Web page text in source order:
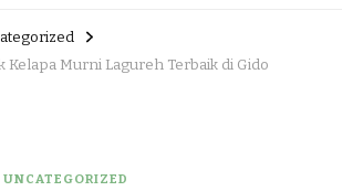
Kelapa Murni Lagureh Terbaik di Gido
UNCATEGORIZED